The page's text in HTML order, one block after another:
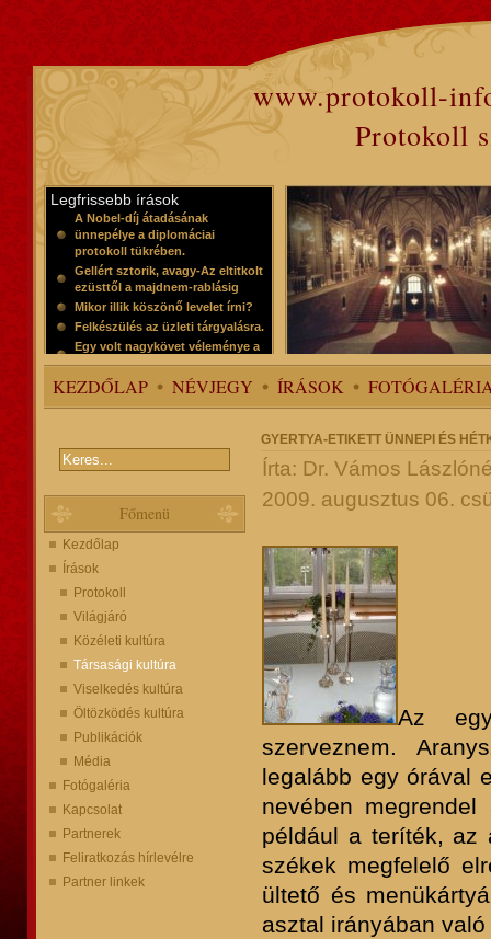
www.protokoll-
Protokoll
Legfrissebb írások
A Nobel-díj átadásának
ünnepélye a diplomáciai
protokoll tükrében.
Gellért sztorik, avagy-Az eltitkolt
ezüsttől a majdnem-rablásig
Mikor illik köszönő levelet írni?
Felkészülés az üzleti tárgyalásra.
Egy volt nagykövet véleménye a
protokollról
KEZDŐLAP NÉVJEGY ÍRÁSOK
Főmenü
Kezdőlap
Írások
Protokoll
Világjáró
Közéleti kultúra
Társasági kultúra
Viselkedés kultúra
Öltözködés kultúra
Publikációk
Média
Fotógaléria
Kapcsolat
Partnerek
Feliratkozás hírlevélre
Partner linkek
GYERTYA-ETIKETT ÜNNEPI ÉS
Írta: Dr. Vámos
2009. augusztus 06.
Az
szerveznem.
legalább egy órával
nevében
például a teríték, az
székek megfelelő
ültető és
asztal irányában